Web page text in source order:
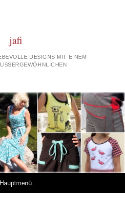
jafi
DESIGNS MIT EINEM
Hauptmenü